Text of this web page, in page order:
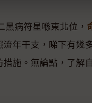
病符星喺東北位，
流年干支，睇下有
措施。無論點，了解